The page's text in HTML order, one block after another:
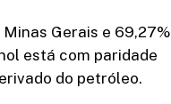
Gerais e 69,27%
está com paridade
do petróleo.